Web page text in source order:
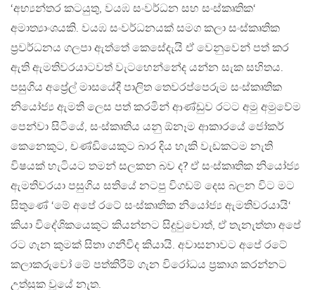
‘අභ්‍යන්තර කටයුතු, වයඹ සංවර්ධන සහ සංස්කෘතික‘
අමාත්‍යාංශයකි. වයඹ සංවර්ධනයක් සමග කලා සංස්කෘතික
ප්‍රවර්ධනය ගලපා ඇත්තේ කෙසේදැයි ඒ වෙනුවෙන් පත් කර
ඇති ඇමතිවරයාටවත් වැටහෙන්නේද යන්න සැක සහිතය.
පසුගිය අප්‍රේල් මාසයේදී පාලිත තෙවරප්පෙරුම සංස්කෘතික
නියෝජ්‍ය ඇමති ලෙස පත් කරමින් ආණ්ඩුව රටට අමු අමුවේම
පෙන්වා සිටියේ, සංස්කෘතිය යනු ඕනෑම ආකාරයේ ජෝකර්
කෙනෙකුට, චණ්ඩියෙකුට බාර දිය හැකි වැඩකටම නැති
විෂයක් හැටියට තමන් සලකන බව ද? ඒ සංස්කෘතික නියෝජ්‍ය
ඇමතිවරයා පසුගිය සතියේ නටපු විගඩම් දෙස බලන විට මට
සිතුණේ ‘මේ අපේ රටේ සංස්කෘතික නියෝජ්‍ය ඇමතිවරයායි‘
කියා විදේශිකයෙකුට කියන්නට සිදුවුවොත්, ඒ තැනැත්තා අපේ
රට ගැන කුමක් සිතා ගනීවිද කියායි. අවාසනාවට අපේ රටේ
කලාකරුවෝ මේ පත්කිරීම් ගැන විරෝධය ප්‍රකාශ කරන්නට
උත්සුක වූයේ නැත.